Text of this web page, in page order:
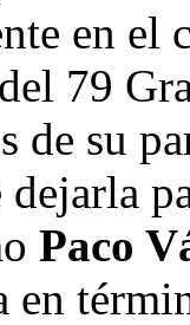
en el
79
de su
Paco
en